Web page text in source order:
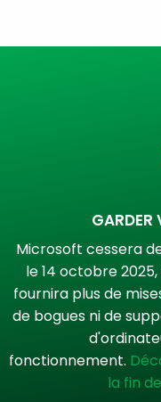
GARDER
Microsoft cessera
le 14 octobre
fournira plus de
de bogues ni de
fonctionnement.
la fin